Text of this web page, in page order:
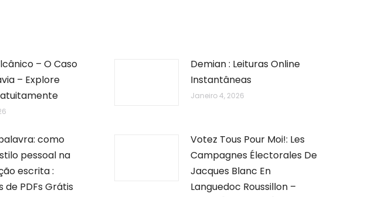
– O Caso
– Explore
Demian : Leituras Online
Instantâneas
Janeiro 4, 2026
como
pessoal na
escrita :
de PDFs Grátis
Votez Tous Pour Moi!: Les
Campagnes Électorales De
Jacques Blanc En
Languedoc Roussillon –